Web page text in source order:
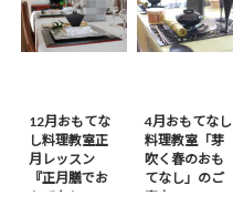
12月おもてな
し料理教室正
月レッスン
『正月膳でお
もてなし』の
4月おもてなし
料理教室「芽
吹く春のおも
てなし」のご
案内